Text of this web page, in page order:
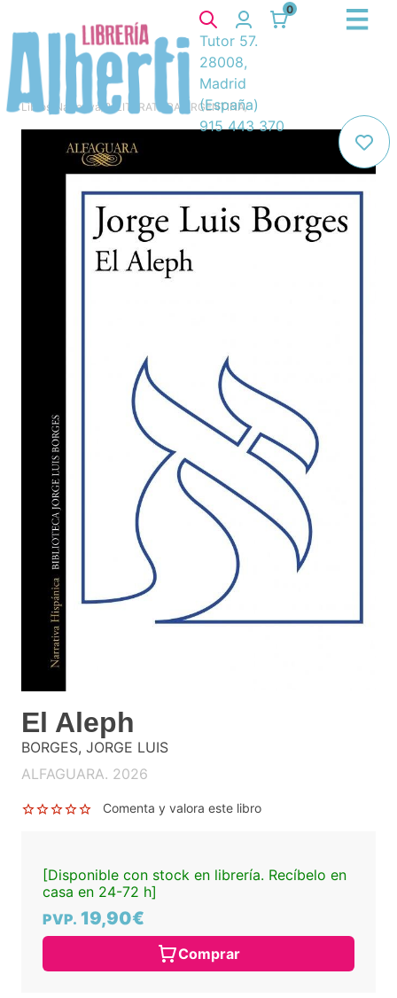
0
Tutor 57.
28008,
Madrid
(España)
915 443 370
Libros Narrativa/ 8. LITERATURA ARGENTINA/
El Aleph
BORGES, JORGE LUIS
ALFAGUARA. 2026
Comenta y valora este libro
[Disponible con stock en librería. Recíbelo en
casa en 24-72 h]
PVP. 19,90€
Comprar